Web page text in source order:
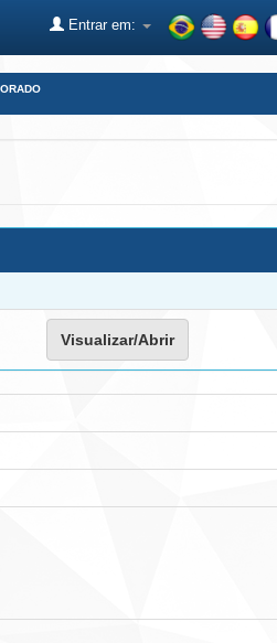
Entrar em:
Visualizar/Abrir